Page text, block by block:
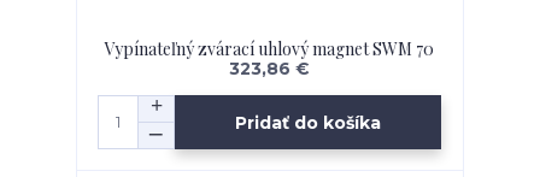
Vypínateľný zvárací uhlový magnet SWM 70
323,86 €
Pridať do košíka